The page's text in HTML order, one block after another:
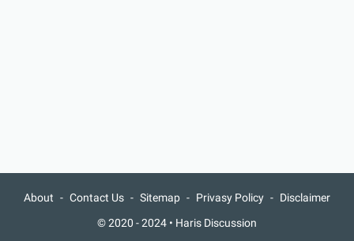
About Contact Us Sitemap Privasy Policy
Disclaimer
© 2020 - 2024 • Haris Discussion